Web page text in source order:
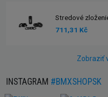
Stredové
711,31 Kč
Zobraziť
INSTAGRAM #BMXSHOPSK